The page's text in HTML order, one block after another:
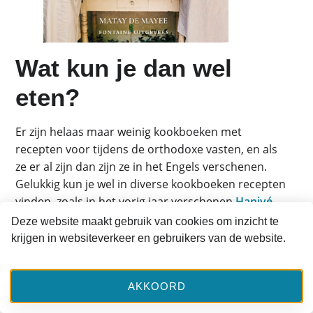
Wat kun je dan wel
eten?
Er zijn helaas maar weinig kookboeken met
recepten voor tijdens de orthodoxe vasten, en als
ze er al zijn dan zijn ze in het Engels verschenen.
Gelukkig kun je wel in diverse kookboeken recepten
vinden, zoals in het vorig jaar verschenen Haniyé
van Matay de Mayee (zie de recepten).
We beperken ons tot de Grote Vasten. Wat eet je
Groenten en fruit
Granen en producten van granen als brood
Deze website maakt gebruik van cookies om inzicht te
krijgen in websiteverkeer en gebruikers van de website.
AKKOORD